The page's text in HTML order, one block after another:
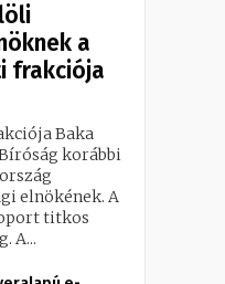
a
frakciója
Baka
korábbi
elnökének. A
titkos
A...